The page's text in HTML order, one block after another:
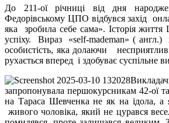
До 211-ої річниці від дня
Федорівському ЦПО відбувся захід
яка зробила себе сама». Історія життя
успіху. Вираз «self-mademan» ( англ.)
особистість, яка долаючи
рухається вперед і здобуває суспільне
запропонувала першокурсникам 42-ої
на Тараса Шевченка не як на ідола, а
живого чоловіка, який не цурався